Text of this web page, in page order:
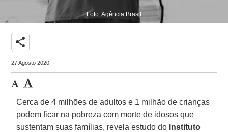
Foto: Agência Brasil
share
27 Agosto 2020
Cerca de 4 milhões de adultos e 1 milhão de crianças
podem ficar na pobreza com morte de idosos que
sustentam suas famílias, revela estudo do Instituto